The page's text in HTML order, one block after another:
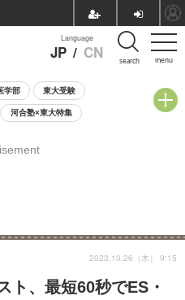
menu
Language
JP / CN search
学部 東大受験
河合塾×東大特集
明会・相談会
ト、最短60秒でES・
2023.10.26（木） 9:15